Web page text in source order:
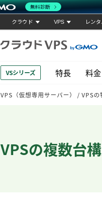
クラウド VPS レン
VSシリーズ 特長 料金
VPS（仮想専用サーバー） VPSの
VPSの複数台
無料診断